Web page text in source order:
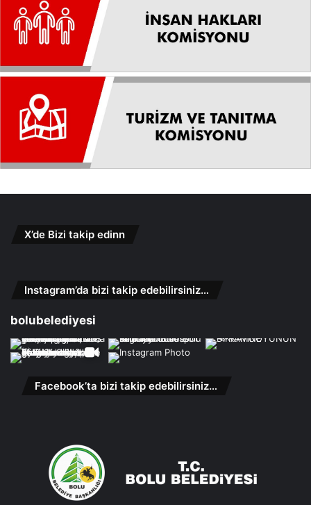
X’de Bizi takip edinn
Instagram’da bizi takip edebilirsiniz…
bolubelediyesi
Facebook’ta bizi takip edebilirsiniz…